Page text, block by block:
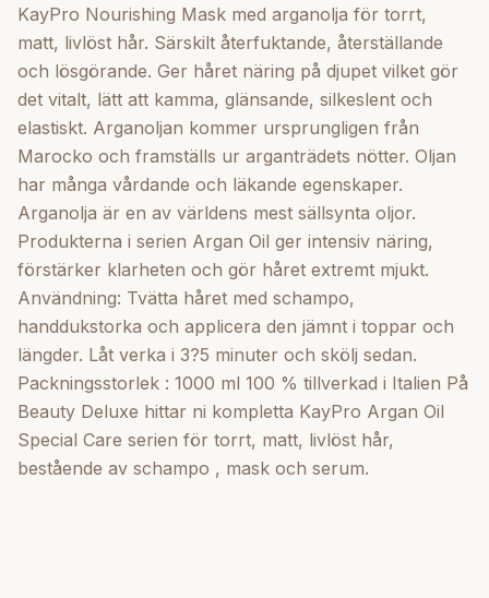
KayPro Nourishing Mask med arganolja för torrt,
matt, livlöst hår. Särskilt återfuktande, återställande
och lösgörande. Ger håret näring på djupet vilket gör
det vitalt, lätt att kamma, glänsande, silkeslent och
elastiskt. Arganoljan kommer ursprungligen från
Marocko och framställs ur arganträdets nötter. Oljan
har många vårdande och läkande egenskaper.
Arganolja är en av världens mest sällsynta oljor.
Produkterna i serien Argan Oil ger intensiv näring,
förstärker klarheten och gör håret extremt mjukt.
Användning: Tvätta håret med schampo,
handdukstorka och applicera den jämnt i toppar och
längder. Låt verka i 3?5 minuter och skölj sedan.
Packningsstorlek : 1000 ml 100 % tillverkad i Italien På
Beauty Deluxe hittar ni kompletta KayPro Argan Oil
Special Care serien för torrt, matt, livlöst hår,
bestående av schampo , mask och serum.